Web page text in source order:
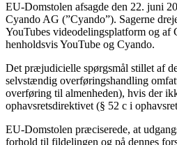
EU-Domstolen afsagde den 22. juni
Cyando AG (”Cyando”). Sagerne
YouTubes videodelingsplatform og af
henholdsvis YouTube og Cyando.
Det præjudicielle spørgsmål stillet af
selvstændig overføringshandling
overføring til almenheden), hvis der
ophavsretsdirektivet (§ 52 c i
EU-Domstolen præciserede, at
forhold til fildelingen og på dennes